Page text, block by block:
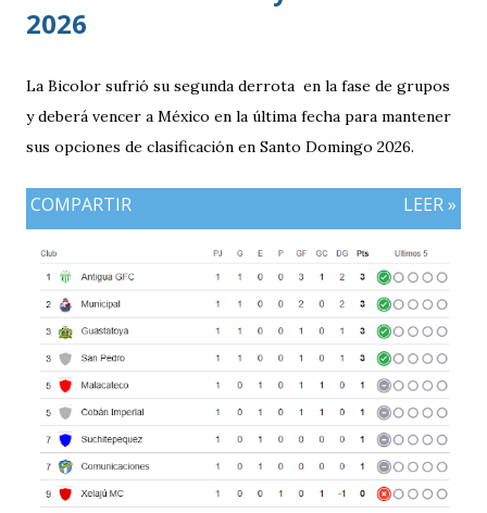
2026
La Bicolor sufrió su segunda derrota en la fase de grupos
y deberá vencer a México en la última fecha para mantener
sus opciones de clasificación en Santo Domingo 2026.
COMPARTIR LEER »